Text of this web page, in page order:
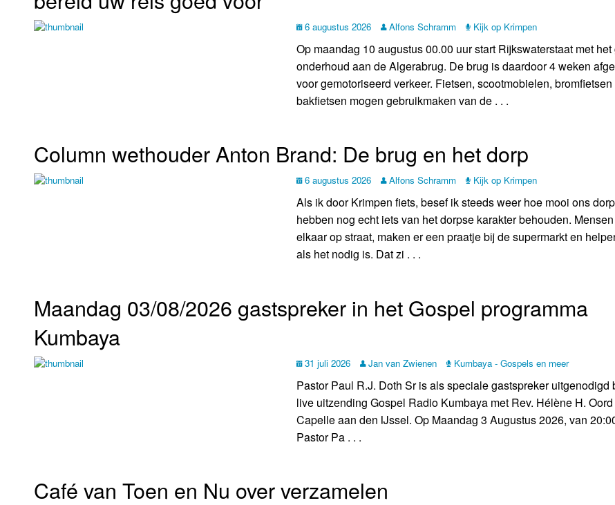
Vrijdag
LOK schijf
Over Krimpen a/d IJssel
6 augustus 2026 Alfons Schramm Kijk op Krimpen
Op maandag 10 augustus 00.00 uur start Rijkswaterstaat met het
onderhoud aan de Algerabrug. De brug is daardoor 4 weken
voor gemotoriseerd verkeer. Fietsen, scootmobielen, bromfietsen
bakfietsen mogen gebruikmaken van de . . .
Column wethouder Anton Brand: De brug en het dorp
6 augustus 2026 Alfons Schramm Kijk op Krimpen
Als ik door Krimpen fiets, besef ik steeds weer hoe mooi ons
hebben nog echt iets van het dorpse karakter behouden.
elkaar op straat, maken er een praatje bij de supermarkt en
als het nodig is. Dat zi . . .
Maandag 03/08/2026 gastspreker in het Gospel programma
Kumbaya
31 juli 2026 Jan van Zwienen Kumbaya - Gospels en meer
Pastor Paul R.J. Doth Sr is als speciale gastspreker uitgenodigd
live uitzending Gospel Radio Kumbaya met Rev. Hélène H.
Capelle aan den IJssel. Op Maandag 3 Augustus 2026, van
Pastor Pa . . .
Café van Toen en Nu over verzamelen